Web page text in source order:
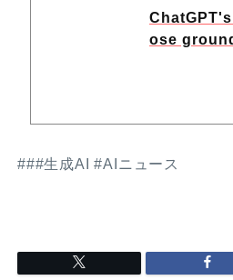
ose
###生成AI #AIニュース